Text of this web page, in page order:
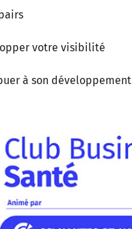
votre visibilité
à son développement